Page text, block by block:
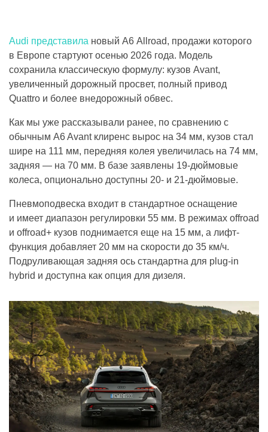
Audi представила новый A6 Allroad, продажи которого
в Европе стартуют осенью 2026 года. Модель
сохранила классическую формулу: кузов Avant,
увеличенный дорожный просвет, полный привод
Quattro и более внедорожный обвес.
Как мы уже рассказывали ранее, по сравнению с
обычным A6 Avant клиренс вырос на 34 мм, кузов стал
шире на 111 мм, передняя колея увеличилась на 74 мм,
задняя — на 70 мм. В базе заявлены 19-дюймовые
колеса, опционально доступны 20- и 21-дюймовые.
Пневмоподвеска входит в стандартное оснащение
и имеет диапазон регулировки 55 мм. В режимах offroad
и offroad+ кузов поднимается еще на 15 мм, а лифт-
функция добавляет 20 мм на скорости до 35 км/ч.
Подруливающая задняя ось стандартна для plug-in
hybrid и доступна как опция для дизеля.